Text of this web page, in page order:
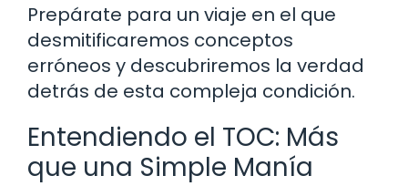
Prepárate para un viaje en el que
desmitificaremos conceptos
erróneos y descubriremos la verdad
detrás de esta compleja condición.
Entendiendo el TOC: Más
que una Simple Manía